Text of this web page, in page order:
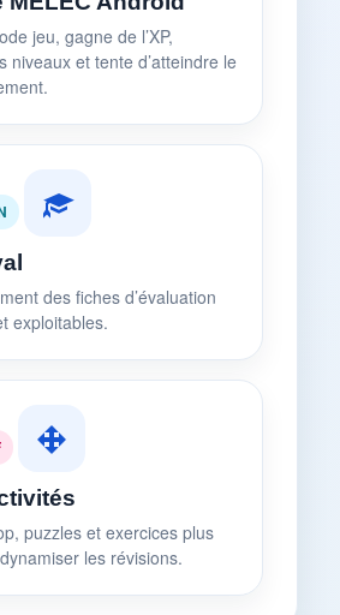
jeu, gagne de l’XP,
niveaux et tente d’atteindre le
des fiches d’évaluation
exploitables.
puzzles et exercices plus
les révisions.